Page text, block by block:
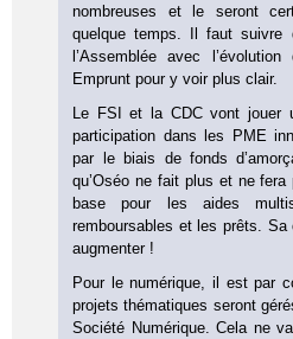
nombreuses et le seront
quelque temps. Il faut
l’Assemblée avec
Emprunt pour y voir plus clair.
Le FSI et la CDC vont jouer
participation dans les PME
par le biais de fonds
qu’Oséo ne fait plus et ne
base pour les aides
remboursables et les prêts.
augmenter !
Pour le numérique, il est par
projets thématiques seront
Société Numérique. Cela ne